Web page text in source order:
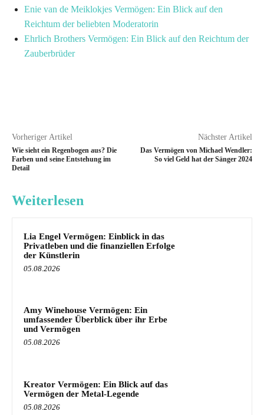
Enie van de Meiklokjes Vermögen: Ein Blick auf den
Reichtum der beliebten Moderatorin
Ehrlich Brothers Vermögen: Ein Blick auf den Reichtum der
Zauberbrüder
Vorheriger Artikel
Wie sieht ein Regenbogen aus? Die
Farben und seine Entstehung im
Detail
Nächster Artikel
Das Vermögen von Michael Wendler:
So viel Geld hat der Sänger 2024
Weiterlesen
Lia Engel Vermögen: Einblick in das
Privatleben und die finanziellen Erfolge
der Künstlerin
05.08.2026
Amy Winehouse Vermögen: Ein
umfassender Überblick über ihr Erbe
und Vermögen
05.08.2026
Kreator Vermögen: Ein Blick auf das
Vermögen der Metal-Legende
05.08.2026